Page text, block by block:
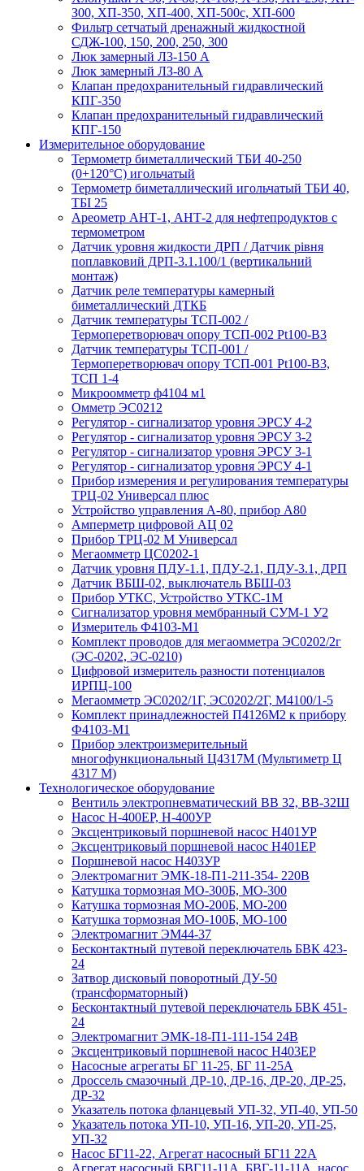
З00, ХП-350, ХП-400, ХП-500с, ХП-600
Фильтр сетчатый дренажный жидкостной
СДЖ-100, 150, 200, 250, 300
Люк замерный Л3-150 А
Люк замерный ЛЗ-80 А
Клапан предохранительный гидравлический
КПГ-350
Клапан предохранительный гидравлический
КПГ-150
Измерительное оборудование
Термометр биметаллический ТБИ 40-250
(0+120°С) игольчатый
Термометр биметаллический игольчатый ТБИ 40,
ТБІ 25
Ареометр АНТ-1, АНТ-2 для нефтепродуктов с
термометром
Датчик уровня жидкости ДРП / Датчик рівня
поплавковий ДРП-3.1.100/1 (вертикальний
монтаж)
Датчик реле температуры камерный
биметаллический ДТКБ
Датчик температуры ТСП-002 /
Термоперетворювач опору ТСП-002 Pt100-B3
Датчик температуры ТСП-001 /
Термоперетворювач опору ТСП-001 Pt100-B3,
ТСП 1-4
Микроомметр ф4104 м1
Омметр ЭС0212
Регулятор - сигнализатор уровня ЭРСУ 4-2
Регулятор - сигнализатор уровня ЭРСУ 3-2
Регулятор - сигнализатор уровня ЭРСУ 3-1
Регулятор - сигнализатор уровня ЭРСУ 4-1
Прибор измерения и регулирования температуры
ТРЦ-02 Универсал плюс
Устройство управления А-80, прибор А80
Амперметр цифровой АЦ 02
Прибор ТРЦ-02 М Универсал
Мегаомметр ЦС0202-1
Датчик уровня ПДУ-1.1, ПДУ-2.1, ПДУ-3.1, ДРП
Датчик ВБШ-02, выключатель ВБШ-03
Прибор УТКС, Устройство УТКС-1М
Сигнализатор уровня мембранный СУМ-1 У2
Измеритель Ф4103-М1
Комплект проводов для мегаомметра ЭС0202/2г
(ЭС-0202, ЭС-0210)
Цифровой измеритель разности потенциалов
ИРПЦ-100
Мегаомметр ЭС0202/1Г, ЭС0202/2Г, М4100/1-5
Комплект принадлежностей П4126М2 к прибору
Ф4103-М1
Прибор электроизмерительный
многофункциональный Ц4317М (Мультиметр Ц
4317 М)
Технологическое оборудование
Вентиль электропневматический ВВ 32, ВВ-32Ш
Насос Н-400ЕР, Н-400УР
Эксцентриковый поршневой насос Н401УР
Эксцентриковый поршневой насос Н401ЕР
Поршневой насос Н403УР
Электромагнит ЭМК-18-П1-211-354- 220В
Катушка тормозная МО-300Б, МО-300
Катушка тормозная МО-200Б, МО-200
Катушка тормозная МО-100Б, МО-100
Электромагнит ЭМ44-37
Бесконтактный путевой переключатель БВК 423-
24
Затвор дисковый поворотный ДУ-50
(трансформаторный)
Бесконтактный путевой переключатель БВК 451-
24
Электромагнит ЭМК-18-П1-111-154 24В
Эксцентриковый поршневой насос Н403ЕР
Насосные агрегаты БГ 11-25, БГ 11-25А
Дроссель смазочный ДР-10, ДР-16, ДР-20, ДР-25,
ДР-32
Указатель потока фланцевый УП-32, УП-40, УП-50
Указатель потока УП-10, УП-16, УП-20, УП-25,
УП-32
Насос БГ11-22, Агрегат насосный БГ11 22А
Агрегат насосный БВГ11-11А, БВГ-11-11А, насос